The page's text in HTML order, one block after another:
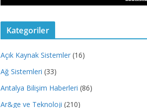
Kategoriler
Açık Kaynak Sistemler (16)
Ağ Sistemleri (33)
Antalya Bilişim Haberleri (86)
Ar&ge ve Teknoloji (210)